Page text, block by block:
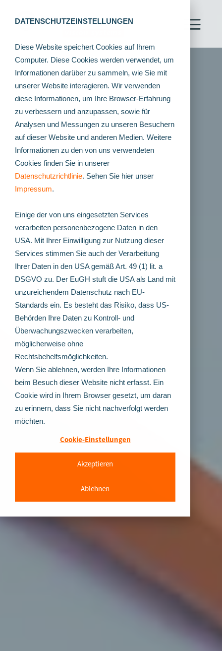
DATENSCHUTZEINSTELLUNGEN
Diese Website speichert Cookies auf Ihrem
Computer. Diese Cookies werden verwendet, um
Informationen darüber zu sammeln, wie Sie mit
unserer Website interagieren. Wir verwenden
diese Informationen, um Ihre Browser-Erfahrung
zu verbessern und anzupassen, sowie für
Analysen und Messungen zu unseren Besuchern
auf dieser Website und anderen Medien. Weitere
Informationen zu den von uns verwendeten
Cookies finden Sie in unserer
Datenschutzrichtlinie. Sehen Sie hier unser
Impressum.
Einige der von uns eingesetzten Services
verarbeiten personenbezogene Daten in den
USA. Mit Ihrer Einwilligung zur Nutzung dieser
Services stimmen Sie auch der Verarbeitung
Ihrer Daten in den USA gemäß Art. 49 (1) lit. a
DSGVO zu. Der EuGH stuft die USA als Land mit
unzureichendem Datenschutz nach EU-
Standards ein. Es besteht das Risiko, dass US-
Behörden Ihre Daten zu Kontroll- und
Überwachungszwecken verarbeiten,
möglicherweise ohne
Rechtsbehelfsmöglichkeiten.
Wenn Sie ablehnen, werden Ihre Informationen
beim Besuch dieser Website nicht erfasst. Ein
Cookie wird in Ihrem Browser gesetzt, um daran
zu erinnern, dass Sie nicht nachverfolgt werden
möchten.
Cookie-Einstellungen
Akzeptieren
Ablehnen